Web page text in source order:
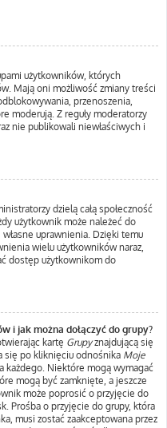
użytkowników, których
Mają oni możliwość zmiany treści
przenoszenia,
moderują. Z reguły moderatorzy
nie publikowali niewłaściwych i
dzielą całą społeczność
użytkownik może należeć do
uprawnienia. Dzięki temu
wielu użytkowników naraz,
dostęp użytkownikom do
i jak można dołączyć do grupy?
kartę Grupyznajdującą się
się po kliknięciu odnośnika Moje
każdego. Niektóre mogą wymagać
mogą być zamknięte, a jeszcze
może poprosić o przyjęcie do
Prośba o przyjęcie do grupy, która
musi zostać zaakceptowana przez